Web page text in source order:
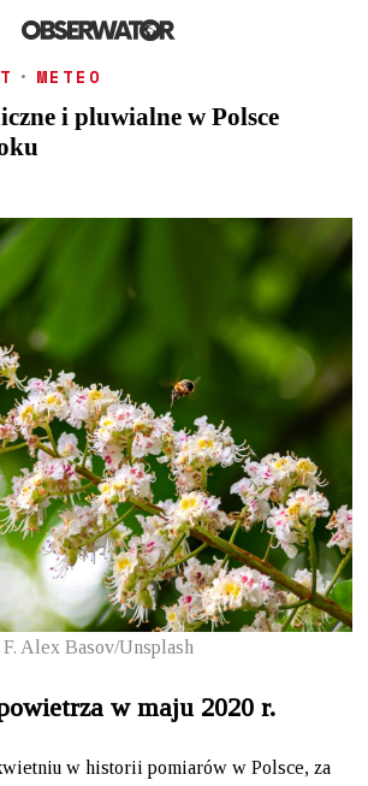
· METEO
i pluwialne w Polsce
F. Alex Basov/Unsplash
w maju 2020 r.
w historii pomiarów w Polsce, za